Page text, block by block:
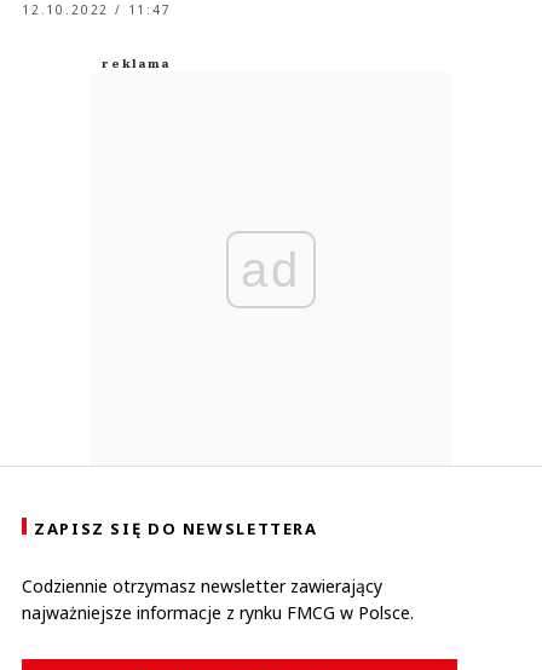
12.10.2022 / 11:47
ad
ZAPISZ SIĘ DO NEWSLETTERA
Codziennie otrzymasz newsletter zawierający
najważniejsze informacje z rynku FMCG w Polsce.